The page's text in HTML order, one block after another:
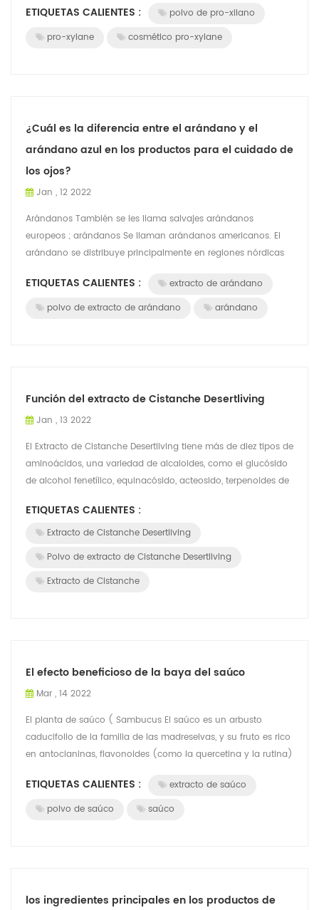
ETIQUETAS CALIENTES :
polvo de pro-xilano
pro-xylane
cosmético pro-xylane
¿Cuál es la diferencia entre el arándano y el
arándano azul en los productos para el cuidado de
los ojos?
Jan , 12 2022
Arándanos También se les llama salvajes arándanos
europeos ; arándanos Se llaman arándanos americanos. El
arándano se distribuye principalmente en regiones nórdicas
ETIQUETAS CALIENTES :
extracto de arándano
polvo de extracto de arándano
arándano
Función del extracto de Cistanche Desertliving
Jan , 13 2022
El Extracto de Cistanche Desertliving tiene más de diez tipos de
aminoácidos, una variedad de alcaloides, como el glucósido
de alcohol fenetílico, equinacósido, acteosido, terpenoides de
ETIQUETAS CALIENTES :
Extracto de Cistanche Desertliving
Polvo de extracto de Cistanche Desertliving
Extracto de Cistanche
El efecto beneficioso de la baya del saúco
Mar , 14 2022
El planta de saúco ( Sambucus El saúco es un arbusto
caducifolio de la familia de las madreselvas, y su fruto es rico
en antocianinas, flavonoides (como la quercetina y la rutina)
ETIQUETAS CALIENTES :
extracto de saúco
polvo de saúco
saúco
los ingredientes principales en los productos de